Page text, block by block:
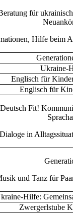
für
Hilfe beim
Ukraine-
Englisch für
Englisch für
Deutsch Fit!
Dialoge in
und Tanz für
Hilfe:
Zwergerlstube